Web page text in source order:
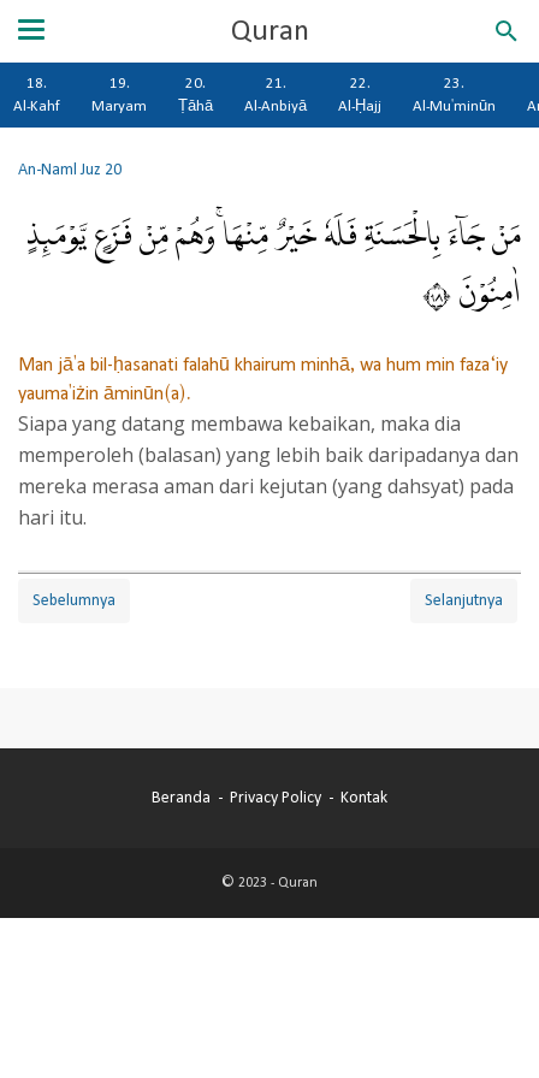
Quran
18.
Al-Kahf
19.
Maryam
20.
Ṭāhā
21.
Al-Anbiyā
22.
Al-Ḥajj
23.
Al-Mu'minūn
An-NamlJuz 20
مَنْ جَاۤءَ بِالْحَسَنَةِ فَلَهٗ خَيْرٌ مِّنْهَاۚ وَهُمْ مِّنْ فَزَعٍ يَّوْمَىِٕذٍ
اٰمِنُوْنَ ٨٩
Man jā'a bil-ḥasanati falahū khairum minhā, wa hum min faza‘iy
yauma'iżin āminūn(a).
Siapa yang datang membawa kebaikan, maka dia
memperoleh (balasan) yang lebih baik daripadanya dan
mereka merasa aman dari kejutan (yang dahsyat) pada
hari itu.
Sebelumnya Selanjutnya
Beranda Privacy Policy Kontak
© 2023 - Quran